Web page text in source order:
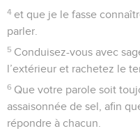
4 et que je le fasse
parler.
5 Conduisez-vous avec
l’extérieur et rachetez le
6 Que votre parole soit
assaisonnée de sel, afin
répondre à chacun.